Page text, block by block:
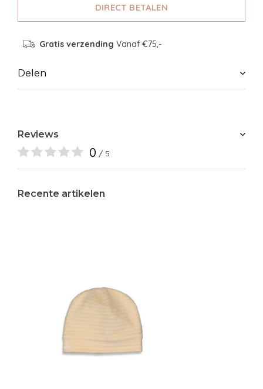
DIRECT BETALEN
Gratis verzending Vanaf €75,-
Delen
Reviews
0 / 5
Recente artikelen